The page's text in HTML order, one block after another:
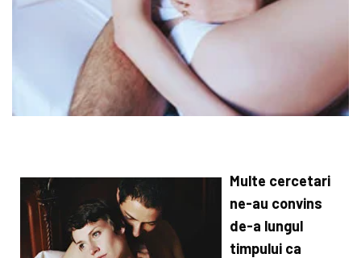
Multe cercetari
ne-au convins
de-a lungul
timpului ca